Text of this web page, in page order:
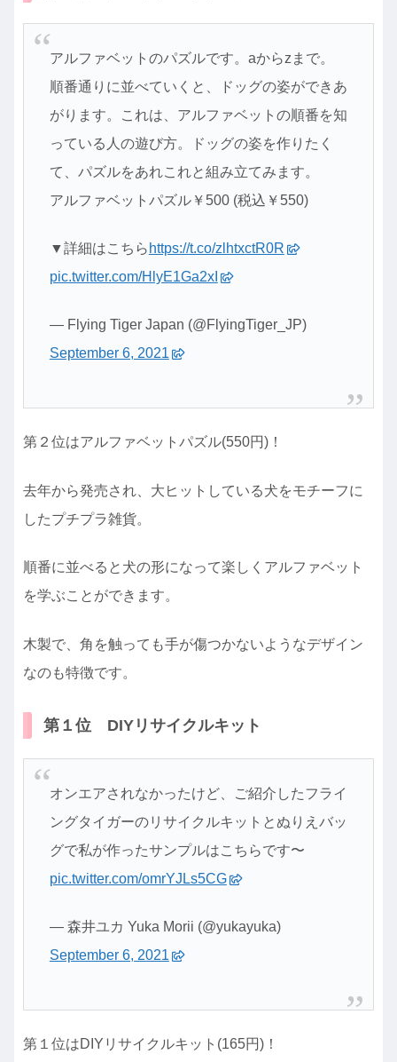
アルファベットのパズルです。aからzまで。
順番通りに並べていくと、ドッグの姿ができあ
がります。これは、アルファベットの順番を知
っている人の遊び方。ドッグの姿を作りたく
て、パズルをあれこれと組み立てみます。
アルファベットパズル￥500 (税込￥550)
▼詳細はこちら https://t.co/zlhtxctR0R
pic.twitter.com/HlyE1Ga2xI
— Flying Tiger Japan (@FlyingTiger_JP)
September 6, 2021
第２位はアルファベットパズル(550円)！
去年から発売され、大ヒットしている犬をモチーフに
したプチプラ雑貨。
順番に並べると犬の形になって楽しくアルファベット
を学ぶことができます。
木製で、角を触っても手が傷つかないようなデザイン
なのも特徴です。
第１位 DIYリサイクルキット
オンエアされなかったけど、ご紹介したフライ
ングタイガーのリサイクルキットとぬりえバッ
グで私が作ったサンプルはこちらです〜
pic.twitter.com/omrYJLs5CG
— 森井ユカ Yuka Morii (@yukayuka)
September 6, 2021
第１位はDIYリサイクルキット(165円)！